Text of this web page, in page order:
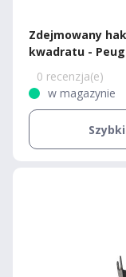
Zdejmowany
kwadratu -
0 recenzja(e)
w magazynie